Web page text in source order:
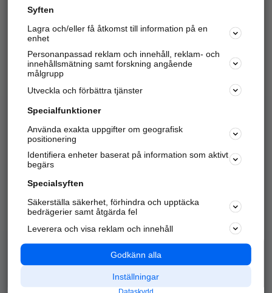
Hitta.se - Gratis nummerupplysning.
Sök företag, personer och platser.
Hitta telefonnummer, adresser, företagsinfo mm.
Marknadsför företaget
Kom igång och annonsera mot
samarbetspartners nära dig.
Alla kategorier
Populära sökningar
API & Kartor
Annonsera
Integritet
Nödnummer
Syften
Lagra och/eller få åtkomst till information på en
enhet
Personanpassad reklam och innehåll, reklam- och
innehållsmätning samt forskning angående
målgrupp
Utveckla och förbättra tjänster
Specialfunktioner
Använda exakta uppgifter om geografisk
positionering
Identifiera enheter baserat på information som aktivt
begärs
Specialsyften
Säkerställa säkerhet, förhindra och upptäcka
bedrägerier samt åtgärda fel
Leverera och visa reklam och innehåll
Godkänn alla
Inställningar
Dataskydd